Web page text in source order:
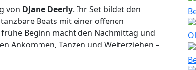
von DJane Deerly. Ihr Set bildet den
Beats mit einer offenen
Beginn macht den Nachmittag und
Ankommen, Tanzen und Weiterziehen –